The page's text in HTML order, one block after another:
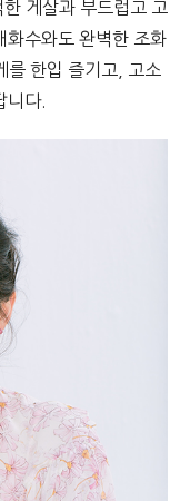
게살과 부드럽고 고
화수와도 완벽한 조화
를 한입 즐기고, 고소
니다.